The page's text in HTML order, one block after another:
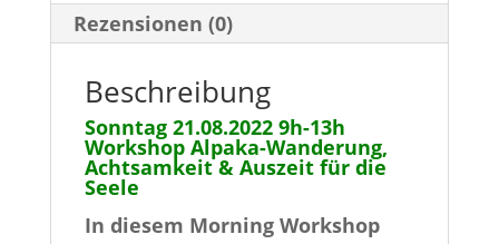
Auszeit
Seele
mehr
Gelassenheit
Rezensionen (0)
Beschreibung
Sonntag 21.08.2022 9h-13h
Workshop Alpaka-Wanderung,
Achtsamkeit & Auszeit für die
Seele
In diesem Morning Workshop